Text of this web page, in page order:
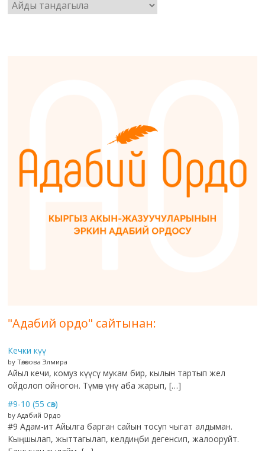
"Адабий ордо" сайтынан:
Кечки күү
by Төлөкова Элмира
Айыл кечи, комуз күүсү мукам бир, кылын тартып жел
ойдолоп ойногон. Түмөн үнү аба жарып, […]
#9-10 (55 сөз)
by Адабий Ордо
#9 Адам-ит Айылга барган сайын тосуп чыгат алдыман.
Кыңшылап, жыттагылап, келдиңби дегенсип, жалооруйт.